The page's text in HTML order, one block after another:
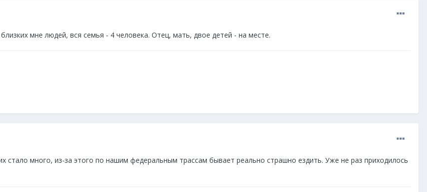
мне людей, вся семья - 4 человека. Отец, мать, двое детей - на месте.
стало много, из-за этого по нашим федеральным трассам бывает реально страшно ездить. Уже не раз приходилось